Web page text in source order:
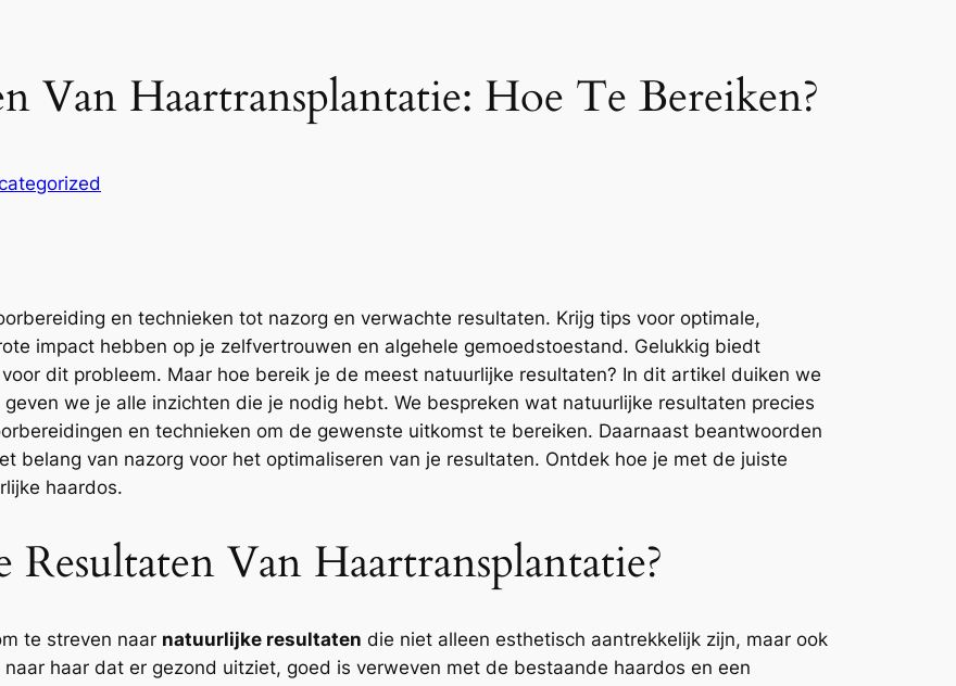
Van Haartransplantatie: Hoe Te Bereiken?
en technieken tot nazorg en verwachte resultaten. Krijg tips voor optimale,
impact hebben op je zelfvertrouwen en algehele gemoedstoestand. Gelukkig biedt
dit probleem. Maar hoe bereik je de meest natuurlijke resultaten? In dit artikel duiken we
we je alle inzichten die je nodig hebt. We bespreken wat natuurlijke resultaten precies
en technieken om de gewenste uitkomst te bereiken. Daarnaast beantwoorden
belang van nazorg voor het optimaliseren van je resultaten. Ontdek hoe je met de juiste
haardos.
Van Haartransplantatie?
te streven naar natuurlijke resultaten die niet alleen esthetisch aantrekkelijk zijn, maar ook
haar dat er gezond uitziet, goed is verweven met de bestaande haardos en een